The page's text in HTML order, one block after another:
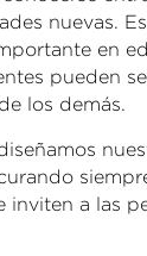
nuevas.
en
pueden
los demás.
inviten a las